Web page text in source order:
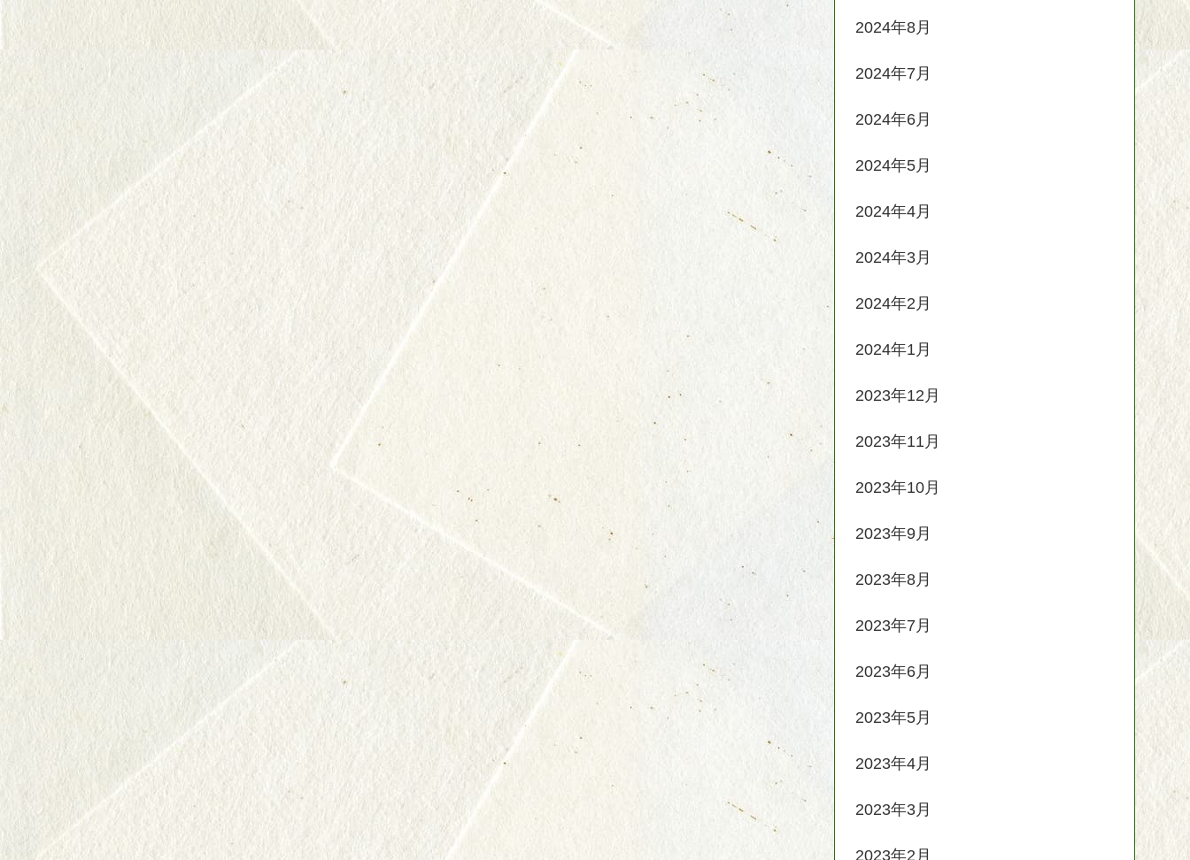
2024年8月
2024年7月
2024年6月
2024年5月
2024年4月
2024年3月
2024年2月
2024年1月
2023年12月
2023年11月
2023年10月
2023年9月
2023年8月
2023年7月
2023年6月
2023年5月
2023年4月
2023年3月
2023年2月